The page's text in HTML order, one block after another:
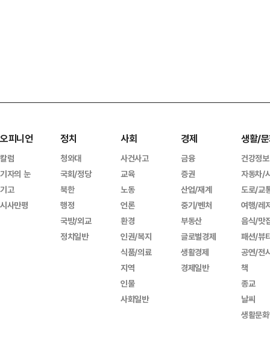
오피니언
칼럼
기자의 눈
기고
시사만평
정치
청와대
국회/정당
북한
행정
국방/외교
정치일반
사회
사건사고
교육
노동
언론
환경
인권/복지
식품/의료
지역
인물
사회일반
경제
금융
증권
산업/재계
중기/벤처
부동산
글로벌경제
생활경제
경제일반
생활/
건강정보
자동차/
도로/교
여행/레
음식/맛
패션/뷰
공연/전
책
종교
날씨
생활문